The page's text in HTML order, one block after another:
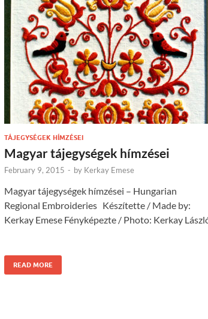
TÁJEGYSÉGEK HÍMZÉSEI
Magyar tájegységek hímzései
February 9, 2015 - by Kerkay Emese
Magyar tájegységek hímzései – Hungarian
Regional Embroideries Készítette / Made by:
Kerkay Emese Fényképezte / Photo: Kerkay
READ MORE